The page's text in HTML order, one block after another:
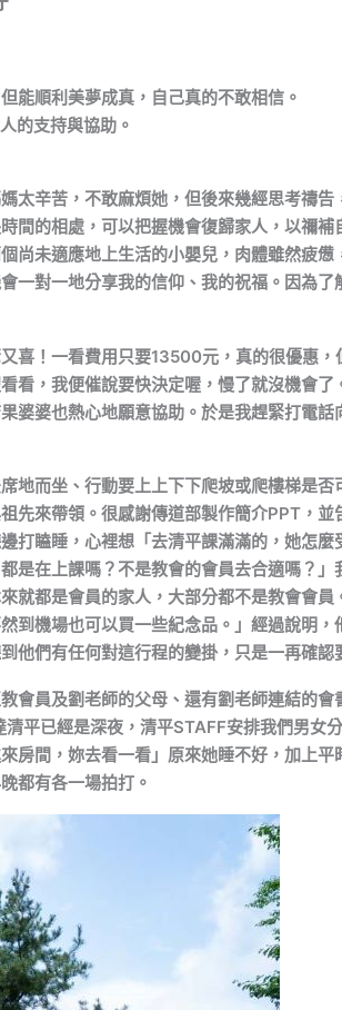
能順利美夢成真，自己真的不敢相信。
的支持與協助。
太辛苦，不敢麻煩她，但後來幾經思考禱
間的相處，可以把握機會復歸家人，以禰補
尚未適應地上生活的小嬰兒，肉體雖然疲
一對一地分享我的信仰、我的祝福。因為
喜！一看費用只要13500元，真的很優惠
看，我便催說要快決定喔，慢了就沒機會
婆婆也熱心地願意協助。於是我趕緊打電
地而坐、行動要上上下下爬坡或爬樓梯是
先來帶領。很感謝傳道部製作簡介PPT，
打瞌睡，心裡想「去清平課滿滿的，她怎
是在上課嗎？不是教會的會員去合適嗎？
就都是會員的家人，大部分都不是教會會
到機場也可以買一些紀念品。」經過說明
他們有任何對這行程的變掛，只是一再確認
會員及劉老師的父母、還有劉老師連結的
平已經是深夜，清平STAFF安排我們男
房間，妳去看一看」原來她睡不好，加上
都有各一場拍打。